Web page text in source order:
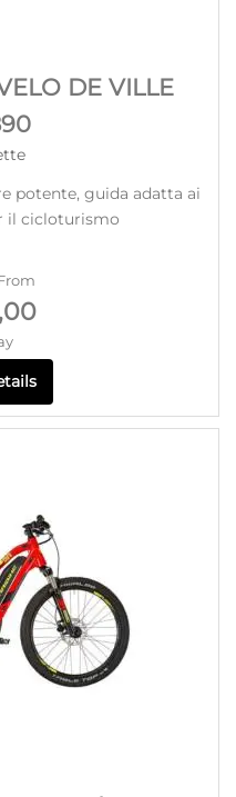
DE VILLE
potente, guida adatta ai
il cicloturismo